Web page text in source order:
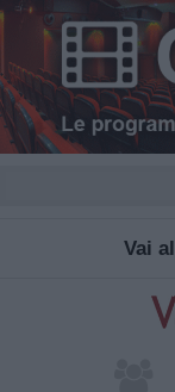
Vai